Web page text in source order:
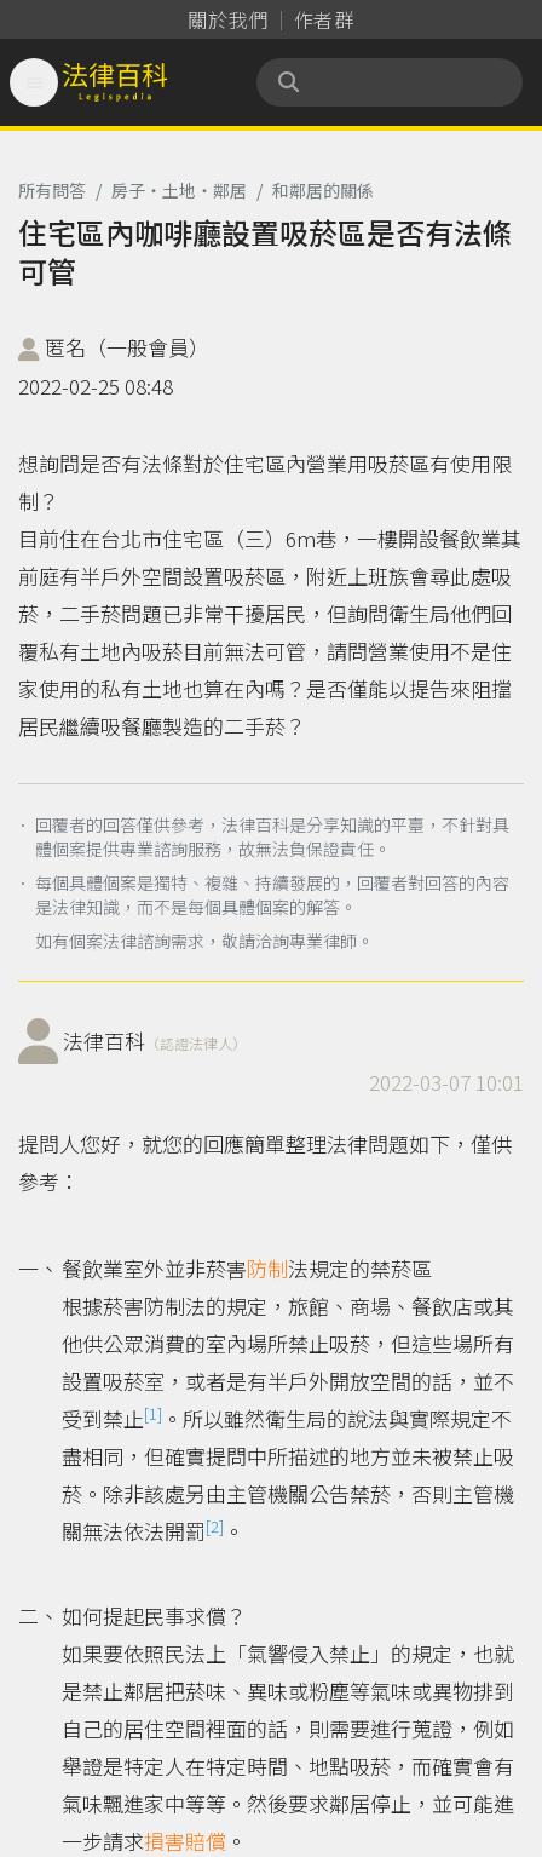
關於我們 作者群
法律百科 Legispedia
所有問答 / 房子‧土地‧鄰居 / 和鄰居的關係
住宅區內咖啡廳設置吸菸區是否有法條
可管
匿名（一般會員）
2022-02-25 08:48
想詢問是否有法條對於住宅區內營業用吸菸區有使用限
制？
目前住在台北市住宅區（三）6m巷，一樓開設餐飲業其
前庭有半戶外空間設置吸菸區，附近上班族會尋此處吸
菸，二手菸問題已非常干擾居民，但詢問衛生局他們回
覆私有土地內吸菸目前無法可管，請問營業使用不是住
家使用的私有土地也算在內嗎？是否僅能以提告來阻擋
居民繼續吸餐廳製造的二手菸？
． 回覆者的回答僅供參考，法律百科是分享知識的平臺，不針對具
體個案提供專業諮詢服務，故無法負保證責任。
． 每個具體個案是獨特、複雜、持續發展的，回覆者對回答的內容
是法律知識，而不是每個具體個案的解答。
如有個案法律諮詢需求，敬請洽詢專業律師。
法律百科 （認證法律人）
2022-03-07 10:01
提問人您好，就您的回應簡單整理法律問題如下，僅供
參考：
餐飲業室外並非菸害防制法規定的禁菸區
根據菸害防制法的規定，旅館、商場、餐飲店或其
他供公眾消費的室內場所禁止吸菸，但這些場所有
設置吸菸室，或者是有半戶外開放空間的話，並不
受到禁止[1] 。所以雖然衛生局的說法與實際規定不
盡相同，但確實提問中所描述的地方並未被禁止吸
菸。除非該處另由主管機關公告禁菸，否則主管機
關無法依法開罰[2] 。
如何提起民事求償？
如果要依照民法上「氣響侵入禁止」的規定，也就
是禁止鄰居把菸味、異味或粉塵等氣味或異物排到
自己的居住空間裡面的話，則需要進行蒐證，例如
舉證是特定人在特定時間、地點吸菸，而確實會有
氣味飄進家中等等。然後要求鄰居停止，並可能進
一步請求損害賠償 。